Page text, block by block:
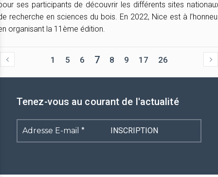
ses participants de découvrir les différents sites
recherche en sciences du bois. En 2022, Nice est à
organisant la 11ème édition.
1 5 6 7 8 9 17 26
Tenez-vous au courant de l'actualité
Adresse
E-